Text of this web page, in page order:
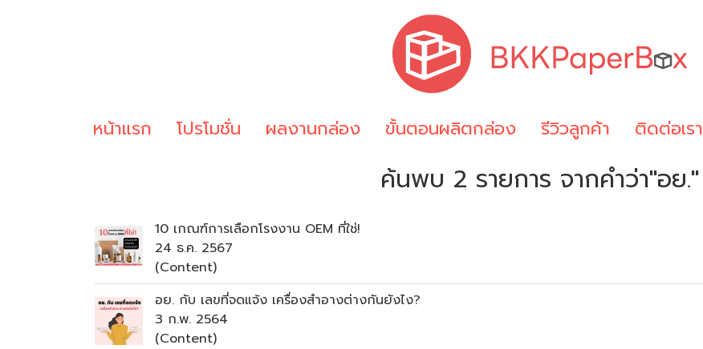
หน้าแรก โปรโมชั่น ผลงานกล่อง ขั้นตอนผลิตกล่อง รีวิวลูกค้า ติดต่อเรา
ค้นพบ 2 รายการ จากคำว่า"อย."
10 เกณฑ์การเลือกโรงงาน OEM ที่ใช่!
24 ธ.ค. 2567
(Content)
อย. กับ เลขที่จดแจ้ง เครื่องสำอางต่างกันยังไง?
3 ก.พ. 2564
(Content)